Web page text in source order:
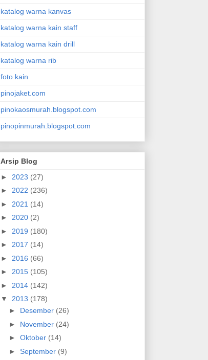
katalog warna kanvas
katalog warna kain staff
katalog warna kain drill
katalog warna rib
foto kain
pinojaket.com
pinokaosmurah.blogspot.com
pinopinmurah.blogspot.com
Arsip Blog
► 2023 (27)
► 2022 (236)
► 2021 (14)
► 2020 (2)
► 2019 (180)
► 2017 (14)
► 2016 (66)
► 2015 (105)
► 2014 (142)
▼ 2013 (178)
► Desember (26)
► November (24)
►Oktober (14)
►September (9)